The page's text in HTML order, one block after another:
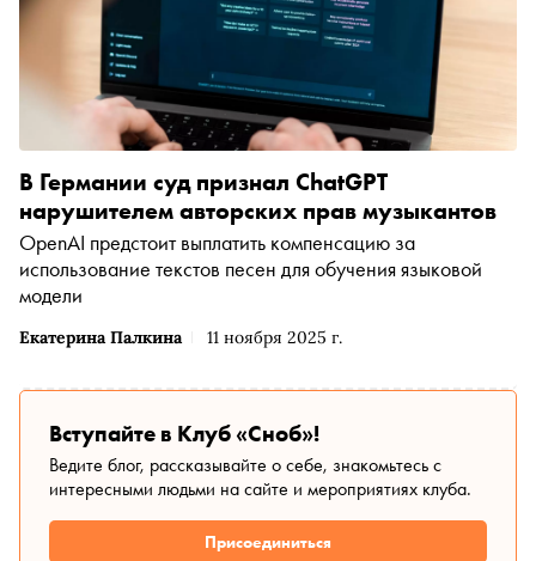
Екатерина Палкина 11 ноября 2025 г.
В Германии суд признал ChatGPT
нарушителем авторских прав музыкантов
OpenAI предстоит выплатить компенсацию за
использование текстов песен для обучения языковой
модели
Вступайте в Клуб «Сноб»!
Ведите блог, рассказывайте о себе, знакомьтесь с
интересными людьми на сайте и мероприятиях клуба.
Присоединиться